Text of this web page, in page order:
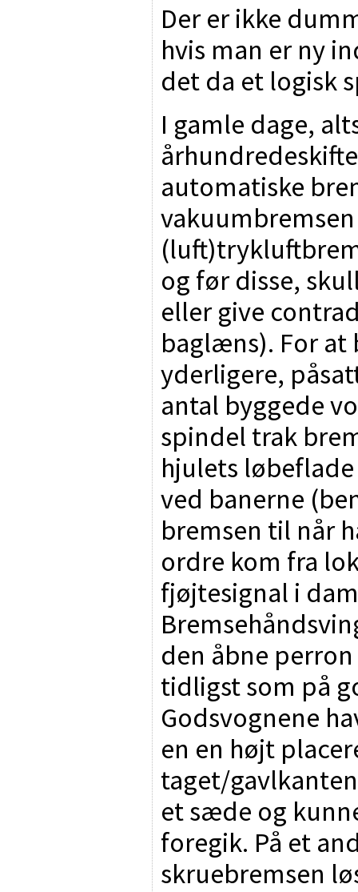
Der er ikke
hvis man er ny
det da et logisk
I gamle dage,
automatiske
og før disse,
eller give
baglæns). For at
yderligere,
antal byggede
spindel trak
hjulets
ved banerne
bremsen til når
ordre kom fra
fjøjtesignal i
den åbne
tidligst som på
Godsvognene
en en højt
taget/
et sæde og
foregik. På et
skruebremsen